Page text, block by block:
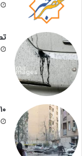
۱۰ تصویر از خسارت حمله هوایی به خیابان‌های تهران